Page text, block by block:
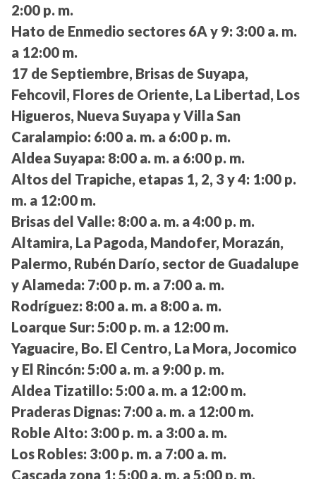
2:00 p. m.
Hato de Enmedio sectores 6A y 9: 3:00 a. m.
a 12:00 m.
17 de Septiembre, Brisas de Suyapa,
Fehcovil, Flores de Oriente, La Libertad, Los
Higueros, Nueva Suyapa y Villa San
Caralampio: 6:00 a. m. a 6:00 p. m.
Aldea Suyapa: 8:00 a. m. a 6:00 p. m.
Altos del Trapiche, etapas 1, 2, 3 y 4: 1:00 p.
m. a 12:00 m.
Brisas del Valle: 8:00 a. m. a 4:00 p. m.
Altamira, La Pagoda, Mandofer, Morazán,
Palermo, Rubén Darío, sector de Guadalupe
y Alameda: 7:00 p. m. a 7:00 a. m.
Rodríguez: 8:00 a. m. a 8:00 a. m.
Loarque Sur: 5:00 p. m. a 12:00 m.
Yaguacire, Bo. El Centro, La Mora, Jocomico
y El Rincón: 5:00 a. m. a 9:00 p. m.
Aldea Tizatillo: 5:00 a. m. a 12:00 m.
Praderas Dignas: 7:00 a. m. a 12:00 m.
Roble Alto: 3:00 p. m. a 3:00 a. m.
Los Robles: 3:00 p. m. a 7:00 a. m.
Cascada zona 1: 5:00 a. m. a 5:00 p. m.